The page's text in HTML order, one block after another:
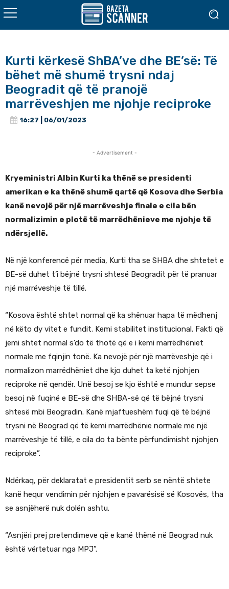
Kurti kërkesë ShBA’ve dhe BE’së: Të
bëhet më shumë trysni ndaj
Beogradit që të pranojë
marrëveshjen me njohje reciproke
16:27 | 06/01/2023
- Advertisement -
Kryeministri Albin Kurti ka thënë se presidenti
amerikan e ka thënë shumë qartë që Kosova dhe Serbia
kanë nevojë për një marrëveshje finale e cila bën
normalizimin e plotë të marrëdhënieve me njohje të
ndërsjellë.
Në një konferencë për media, Kurti tha se SHBA dhe shtetet e
BE-së duhet t’i bëjnë trysni shtesë Beogradit për të pranuar
një marrëveshje të tillë.
“Kosova është shtet normal që ka shënuar hapa të mëdhenj
në këto dy vitet e fundit. Kemi stabilitet institucional. Fakti që
jemi shtet normal s’do të thotë që e i kemi marrëdhëniet
normale me fqinjin tonë. Ka nevojë për një marrëveshje që i
normalizon marrëdhëniet dhe kjo duhet ta ketë njohjen
reciproke në qendër. Unë besoj se kjo është e mundur sepse
besoj në fuqinë e BE-së dhe SHBA-së që të bëjnë trysni
shtesë mbi Beogradin. Kanë mjaftueshëm fuqi që të bëjnë
trysni në Beograd që të kemi marrëdhënie normale me një
marrëveshje të tillë, e cila do ta bënte përfundimisht njohjen
reciproke”.
Ndërkaq, për deklaratat e presidentit serb se nëntë shtete
kanë hequr vendimin për njohjen e pavarësisë së Kosovës, tha
se asnjëherë nuk dolën ashtu.
“Asnjëri prej pretendimeve që e kanë thënë në Beograd nuk
është vërtetuar nga MPJ”.